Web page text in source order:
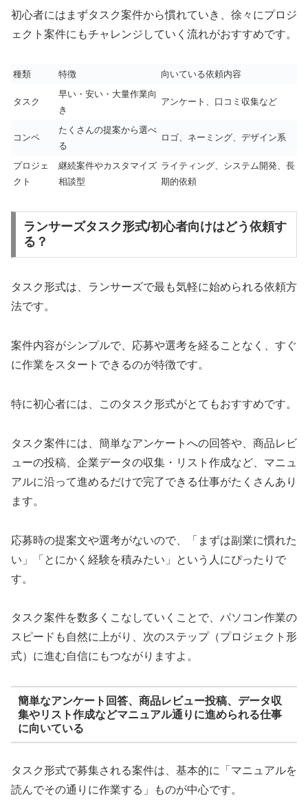
初心者にはまずタスク案件から慣れていき、徐々にプロジ
ェクト案件にもチャレンジしていく流れがおすすめです。
種類 特徴 向いている依頼内容
タスク
早い・安い・大量作業向
き
アンケート、口コミ収集など
コンペ
たくさんの提案から選べ
る
ロゴ、ネーミング、デザイン系
プロジェ
クト
継続案件やカスタマイズ
相談型
ライティング、システム開発、長
期的依頼
ランサーズタスク形式/初心者向けはどう依頼す
る？
タスク形式は、ランサーズで最も気軽に始められる依頼方
法です。
案件内容がシンプルで、応募や選考を経ることなく、すぐ
に作業をスタートできるのが特徴です。
特に初心者には、このタスク形式がとてもおすすめです。
タスク案件には、簡単なアンケートへの回答や、商品レビ
ューの投稿、企業データの収集・リスト作成など、マニュ
アルに沿って進めるだけで完了できる仕事がたくさんあり
ます。
応募時の提案文や選考がないので、「まずは副業に慣れた
い」「とにかく経験を積みたい」という人にぴったりで
す。
タスク案件を数多くこなしていくことで、パソコン作業の
スピードも自然に上がり、次のステップ（プロジェクト形
式）に進む自信にもつながりますよ。
簡単なアンケート回答、商品レビュー投稿、データ収
集やリスト作成などマニュアル通りに進められる仕事
に向いている
タスク形式で募集される案件は、基本的に「マニュアルを
読んでその通りに作業する」ものが中心です。